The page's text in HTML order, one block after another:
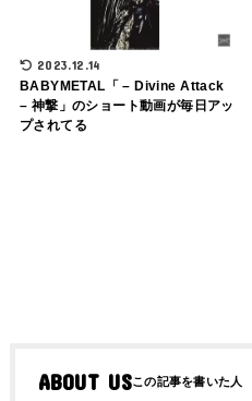
2023.12.14
BABYMETAL「 – Divine Attack
– 神撃」のショート動画が毎日アッ
プされてる
ABOUT US